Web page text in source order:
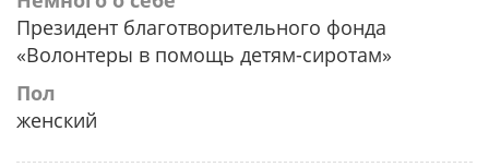
Президент благотворительного фонда
«Волонтеры в помощь детям-сиротам»
Пол
женский